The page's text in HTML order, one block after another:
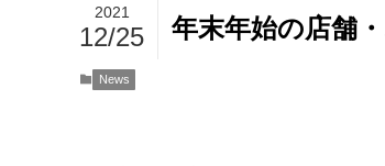
年末年始の店舗
2021
12/25
News